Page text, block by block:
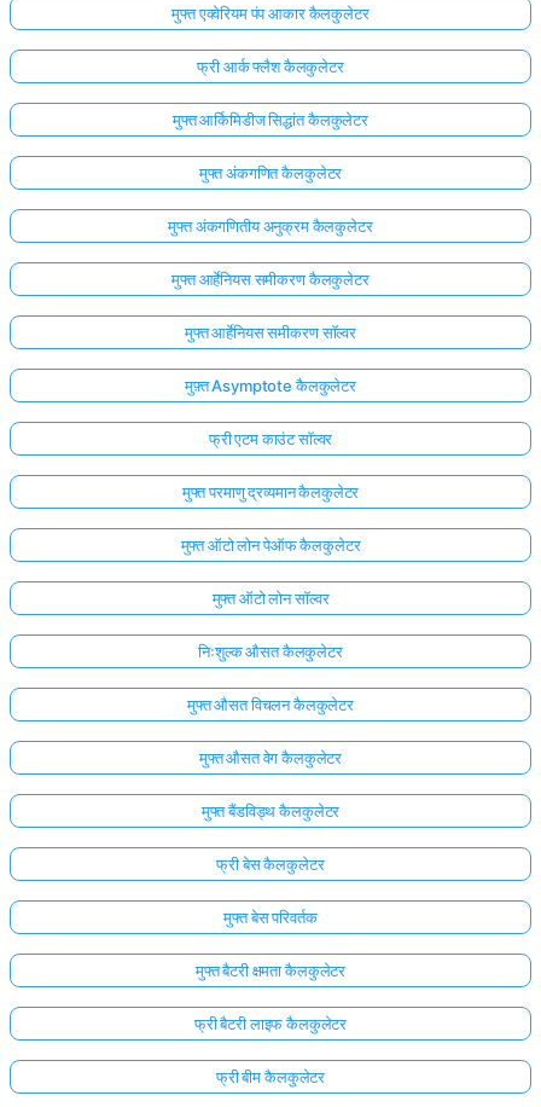
मुफ्त एक्वेरियम पंप आकार कैलकुलेटर
फ्री आर्क फ्लैश कैलकुलेटर
मुफ्त आर्किमिडीज सिद्धांत कैलकुलेटर
मुफ्त अंकगणित कैलकुलेटर
मुफ्त अंकगणितीय अनुक्रम कैलकुलेटर
मुफ्त आर्हेनियस समीकरण कैलकुलेटर
मुफ्त आर्हेनियस समीकरण सॉल्वर
मुफ़्त Asymptote कैलकुलेटर
फ्री एटम काउंट सॉल्वर
मुफ्त परमाणु द्रव्यमान कैलकुलेटर
मुफ्त ऑटो लोन पेऑफ कैलकुलेटर
मुफ्त ऑटो लोन सॉल्वर
निःशुल्क औसत कैलकुलेटर
मुफ्त औसत विचलन कैलकुलेटर
मुफ्त औसत वेग कैलकुलेटर
मुफ्त बैंडविड्थ कैलकुलेटर
फ्री बेस कैलकुलेटर
मुफ्त बेस परिवर्तक
मुफ्त बैटरी क्षमता कैलकुलेटर
फ्री बैटरी लाइफ कैलकुलेटर
फ्री बीम कैलकुलेटर